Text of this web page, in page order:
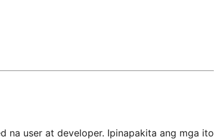
na user at developer. Ipinapakita ang mga ito